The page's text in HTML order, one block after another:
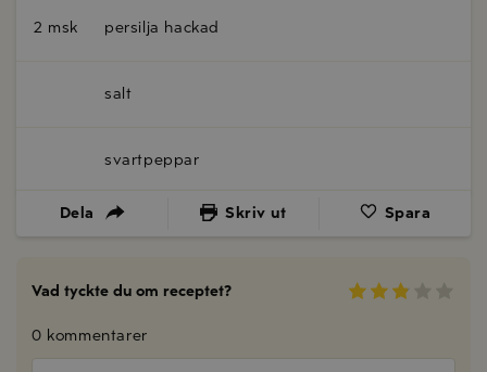
2 msk persilja hackad
salt
svartpeppar
Dela Skriv ut Spara
Vad tyckte du om receptet?
0 kommentarer